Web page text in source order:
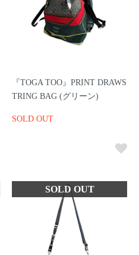
『TOGA TOO』PRINT DRAWS
TRING BAG (グリーン)
SOLD OUT